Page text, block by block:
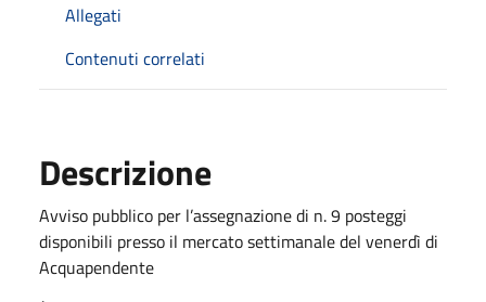
Allegati
Contenuti correlati
Descrizione
Avviso pubblico per l’assegnazione di n. 9 posteggi
disponibili presso il mercato settimanale del venerdì di
Acquapendente